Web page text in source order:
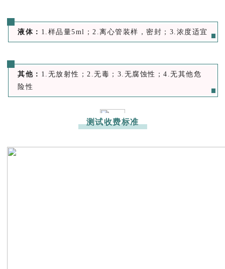
液体： 1.样品量5ml；2.离心管装样，密封；3.浓度适宜
其他： 1.无放射性；2.无毒；3.无腐蚀性；4.无其他危
险性
测试收费标准